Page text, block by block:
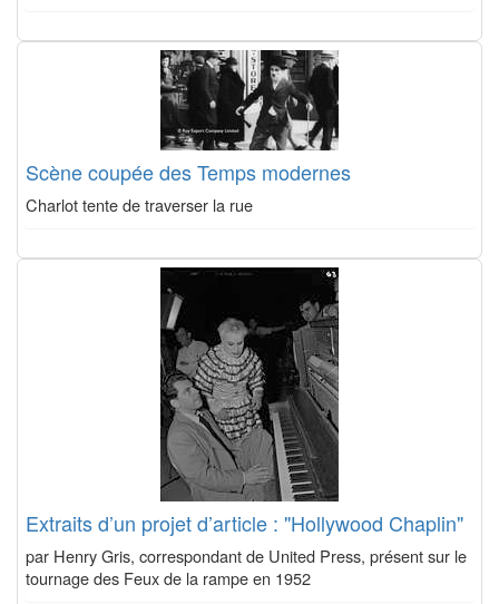
Scène coupée des Temps modernes
Charlot tente de traverser la rue
Extraits d’un projet d’article : "Hollywood Chaplin"
par Henry Gris, correspondant de United Press, présent sur le
tournage des Feux de la rampe en 1952